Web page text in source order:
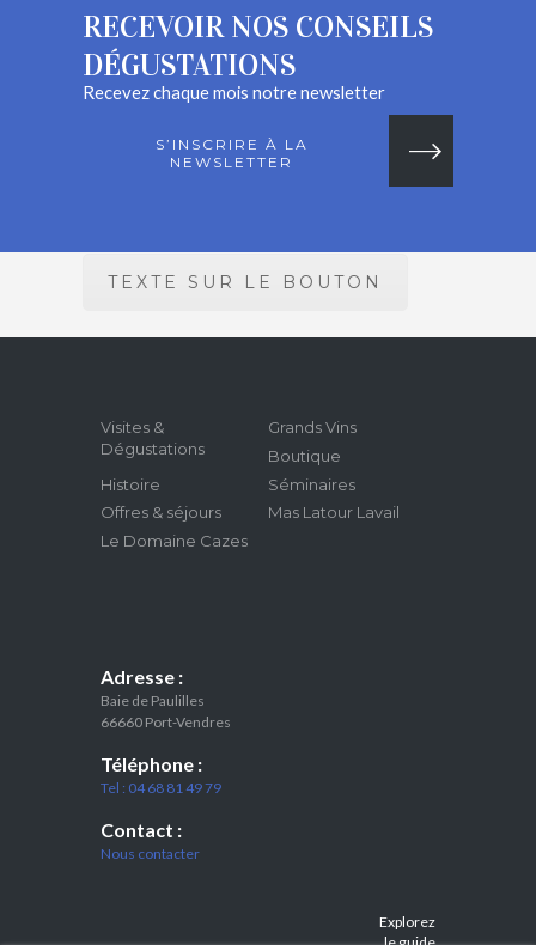
RECEVOIR NOS CONSEILS
DÉGUSTATIONS
Recevez chaque mois notre newsletter
S’INSCRIRE À LA
NEWSLETTER
TEXTE SUR LE BOUTON
Visites &
Dégustations
Grands Vins
Boutique
Histoire
Séminaires
Offres & séjours
Mas Latour Lavail
Le Domaine Cazes
Adresse :
Baie de Paulilles
66660 Port-Vendres
Téléphone :
Tel : 04 68 81 49 79
Contact :
Nous contacter
Explorez